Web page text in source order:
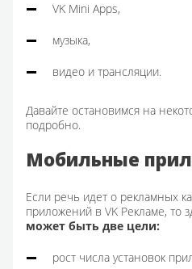
VK Mini Apps,
музыка,
видео и трансляции.
Давайте остановимся на
подробно.
Мобильные
Если речь идет о рекламных
приложений в VK Рекламе, то
может быть две цели:
рост числа установок